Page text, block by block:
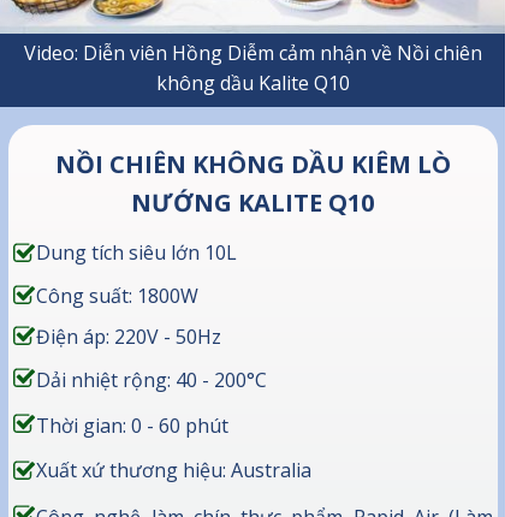
Video: Diễn viên Hồng Diễm cảm nhận về Nồi chiên
không dầu Kalite Q10
NỒI CHIÊN KHÔNG DẦU KIÊM LÒ
NƯỚNG KALITE Q10
Dung tích siêu lớn 10L
Công suất: 1800W
Điện áp: 220V - 50Hz
Dải nhiệt rộng: 40 - 200°C
Thời gian: 0 - 60 phút
Xuất xứ thương hiệu: Australia